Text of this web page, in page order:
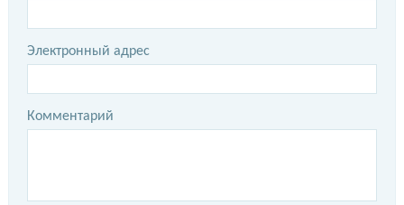
Электронный адрес
Комментарий